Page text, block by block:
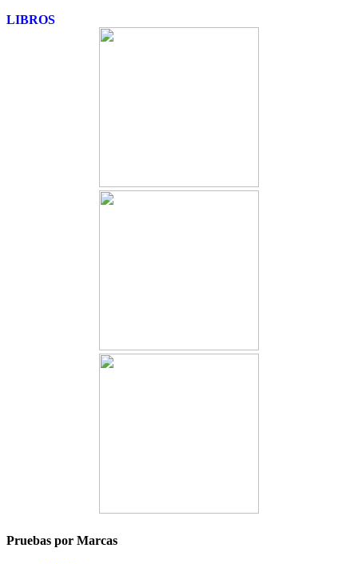
LIBROS
Pruebas por Marcas